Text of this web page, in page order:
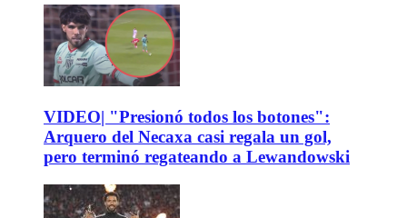
VIDEO| "Presionó todos los botones":
Arquero del Necaxa casi regala un gol,
pero terminó regateando a Lewandowski